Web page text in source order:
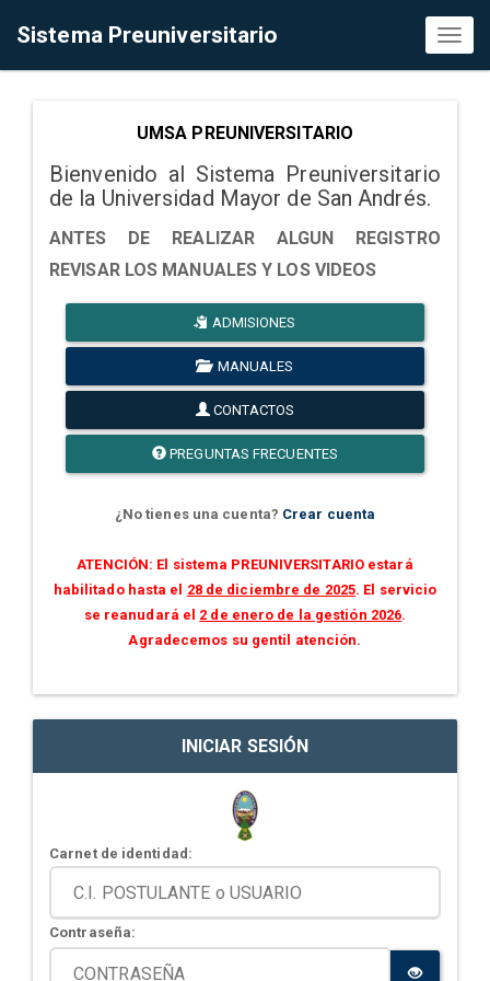
Sistema Preuniversitario
UMSA PREUNIVERSITARIO
Bienvenido al Sistema Preuniversitario
de la Universidad Mayor de San Andrés.
ANTES DE REALIZAR ALGUN REGISTRO
REVISAR LOS MANUALES Y LOS VIDEOS
ADMISIONES
MANUALES
CONTACTOS
PREGUNTAS FRECUENTES
¿No tienes una cuenta? Crear cuenta
ATENCIÓN: El sistema PREUNIVERSITARIO estará
habilitado hasta el 28 de diciembre de 2025. El servicio
se reanudará el 2 de enero de la gestión 2026.
Agradecemos su gentil atención.
INICIAR SESIÓN
Carnet de identidad:
Contraseña: